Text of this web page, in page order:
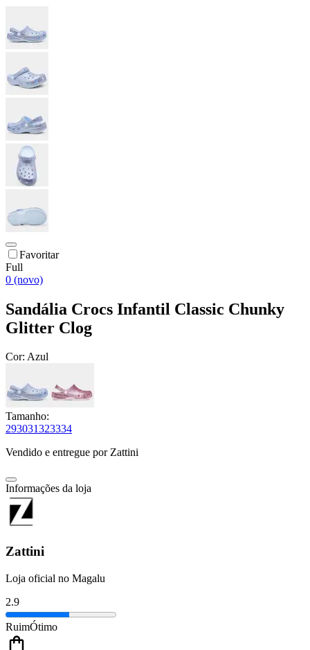
Favoritar
Full
0 (novo)
Sandália Crocs Infantil Classic Chunky
Glitter Clog
Cor: Azul
Tamanho:
293031323334
Vendido e entregue por Zattini
Informações da loja
Zattini
Loja oficial no Magalu
2.9
RuimÓtimo